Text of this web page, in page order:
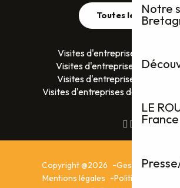
Notre
LE
France
Toutes les visites
Visites d'entreprises dans le
Visites d'entreprises dans le
Visites d'entreprises en Ille-et-
Visites d'entreprises dans les
Copyright @2026
Gestion du
Mentions légales
Politique de